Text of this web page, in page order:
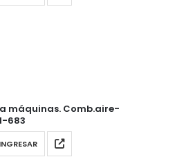
máquinas. Comb.aire-
683
INGRESAR